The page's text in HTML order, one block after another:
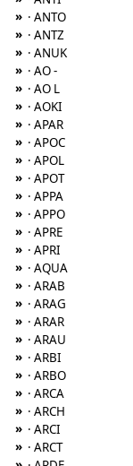
» · ANTO
» · ANTZ
» · ANUK
» · AO -
» · AO L
» · AOKI
» · APAR
» · APOC
» · APOL
» · APOT
» · APPA
» · APPO
» · APRE
» · APRI
» · AQUA
» · ARAB
» · ARAG
» · ARAR
» · ARAU
» · ARBI
» · ARBO
» · ARCA
» · ARCH
» · ARCI
» · ARCT